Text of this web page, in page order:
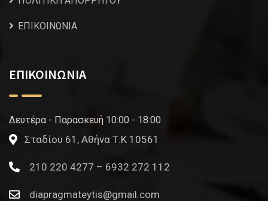
ΕΠΙΚΟΙΝΩΝΙΑ
ΕΠΙΚΟΙΝΩΝΙΑ
Δευτέρα - Παρασκευή 10:00 - 18:00
Σταδίου 61, Αθήνα Τ.Κ 10561
210 220 4277 – 6932 272 112
diapragmateytis@gmail.com